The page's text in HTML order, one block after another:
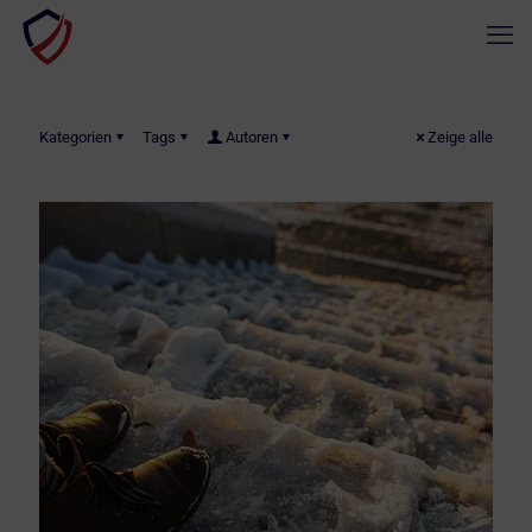
Kategorien Tags Autoren Zeige alle